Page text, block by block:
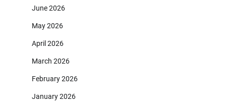
June 2026
May 2026
April 2026
March 2026
February 2026
January 2026